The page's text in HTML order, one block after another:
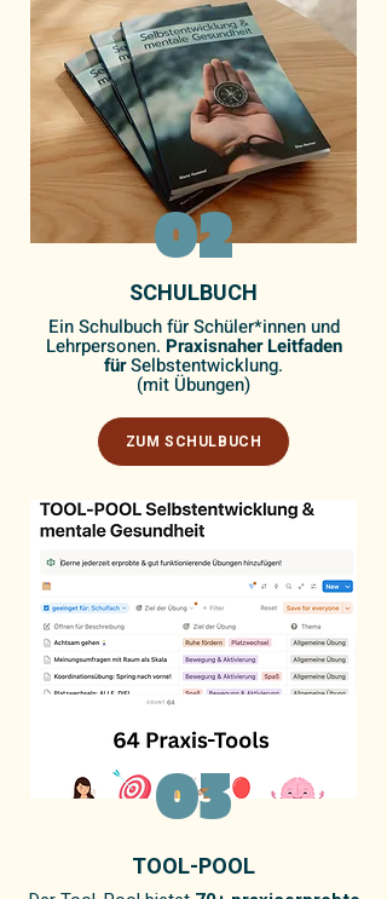
02
SCHULBUCH
Ein Schulbuch für Schüler*innen und
Lehrpersonen. Praxisnaher Leitfaden
fürSelbstentwicklung.
(mit Übungen)
ZUM SCHULBUCH
03
TOOL-POOL